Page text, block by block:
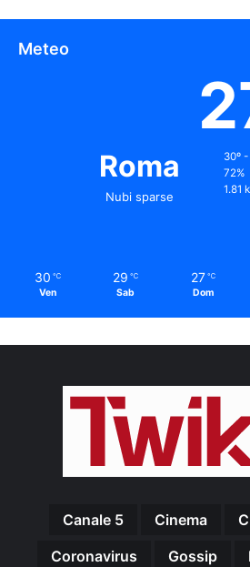
Meteo
Roma
Nubi sparse
30º -
72%
1.81
30 ℃
Ven
29 ℃
Sab
27 ℃
Dom
Canale 5 Cinema
Coronavirus
Gossip